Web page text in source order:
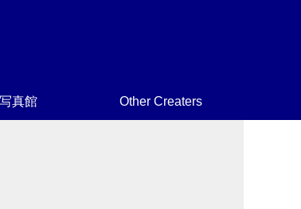
写真館 Other Creaters